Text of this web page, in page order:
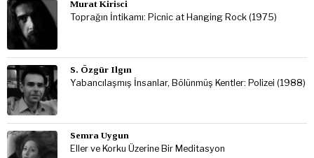
Murat Kirisci
Toprağın İntikamı: Picnic at Hanging Rock (1975)
S. Özgür Ilgın
Yabancılaşmış İnsanlar, Bölünmüş Kentler: Polizei (1988)
Semra Uygun
Eller ve Korku Üzerine Bir Meditasyon